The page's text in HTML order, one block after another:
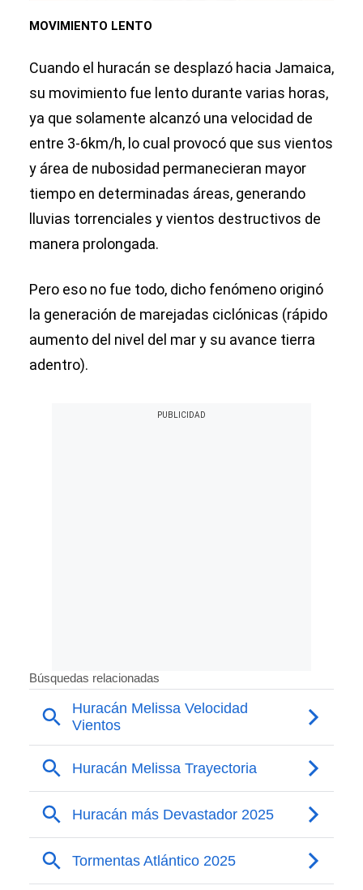
MOVIMIENTO LENTO
Cuando el huracán se desplazó hacia Jamaica,
su movimiento fue lento durante varias horas,
ya que solamente alcanzó una velocidad de
entre 3-6km/h, lo cual provocó que sus vientos
y área de nubosidad permanecieran mayor
tiempo en determinadas áreas, generando
lluvias torrenciales y vientos destructivos de
manera prolongada.
Pero eso no fue todo, dicho fenómeno originó
la generación de marejadas ciclónicas (rápido
aumento del nivel del mar y su avance tierra
adentro).